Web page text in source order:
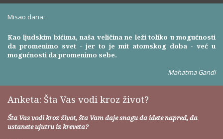
Misao dana:
Kao ljudskim bićima, naša veličina ne leži toliko u mogućnosti
da promenimo svet - jer to je mit atomskog doba - već u
mogućnosti da promenimo sebe.
Mahatma Gandi
Anketa: Šta Vas vodi kroz život?
Šta Vas vodi kroz život, šta Vam daje snagu da idete napred, da
ustanete ujutru iz kreveta?